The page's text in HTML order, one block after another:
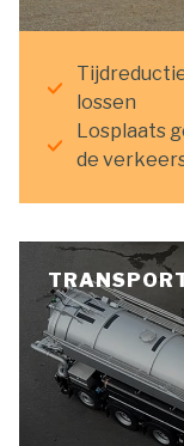
lossen
Losplaats
de